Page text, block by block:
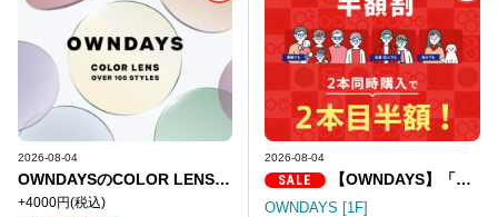
2026-08-04
OWNDAYSのCOLOR LENSで夏を彩ろう!
+4000円(税込)
2026-08-04
SALE 【OWNDAYS】「みんなメガネ割」スタート! 2本同時購入で2本目“半額”!
OWNDAYS [1F]